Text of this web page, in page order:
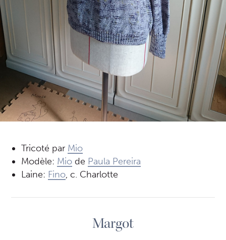
Tricoté par Mio
Modèle: Mio de Paula Pereira
Laine: Fino, c. Charlotte
Margot